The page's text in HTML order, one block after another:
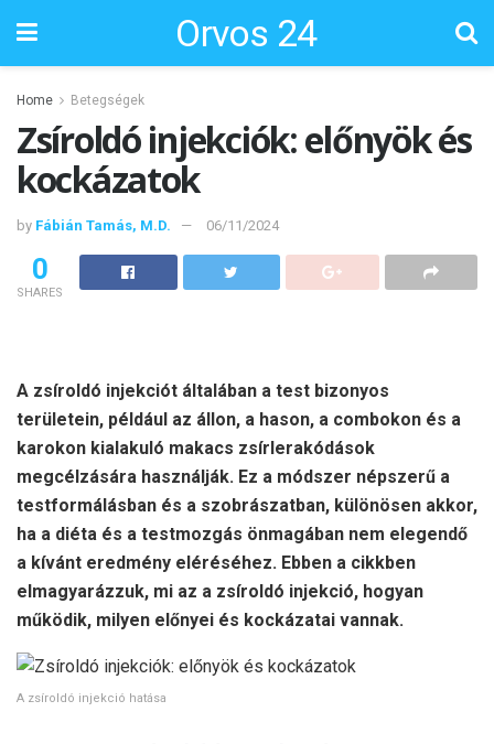
Orvos 24
Home Betegségek
Zsíroldó injekciók: előnyök és
kockázatok
by Fábián Tamás, M.D. 06/11/2024
0
SHARES
A zsíroldó injekciót általában a test bizonyos
területein, például az állon, a hason, a combokon és a
karokon kialakuló makacs zsírlerakódások
megcélzására használják. Ez a módszer népszerű a
testformálásban és a szobrászatban, különösen akkor,
ha a diéta és a testmozgás önmagában nem elegendő
a kívánt eredmény eléréséhez. Ebben a cikkben
elmagyarázzuk, mi az a zsíroldó injekció, hogyan
működik, milyen előnyei és kockázatai vannak.
A zsíroldó injekció hatása